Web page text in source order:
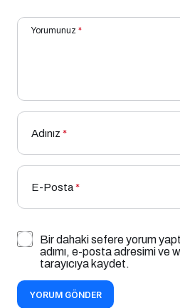
Yorumunuz *
Adınız *
E-Posta*
Bir dahaki sefere yorum
adımı, e-posta adresimi ve
tarayıcıya kaydet.
YORUM GÖNDER